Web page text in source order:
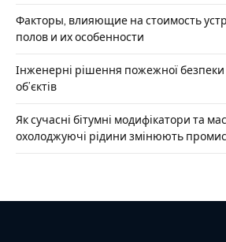
Факторы, влияющие на стоимость
полов и их особенности
Інженерні рішення пожежної безпеки
об’єктів
Як сучасні бітумні модифікатори та
охолоджуючі рідини змінюють